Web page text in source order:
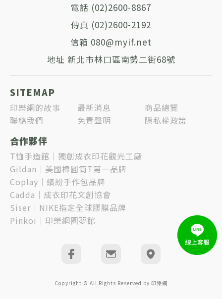
(02)2600-8867
(02)2600-2192
080@myif.net
新北市林口區南勢二街68號
SITEMAP
印樂網的故事 最新消息
商品總覽
聯絡我們
免責聲明 隱私權政策
合作夥伴
T恤手造館｜獨創成衣印花觀光工廠
Gildan｜美國棉圓筒T第一品牌
Coplay｜繽紛手作包品牌
Cadda｜成衣印花文創協會
Siser｜NIKE指定全球膠膜品牌
Pinkoi｜印樂網圓夢館
Copyright © All Rights Reserved by 印樂網